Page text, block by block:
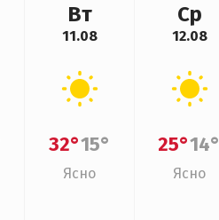
Вт
11.08
32°15°
Ясно
Ср
12.08
25°14°
Ясно